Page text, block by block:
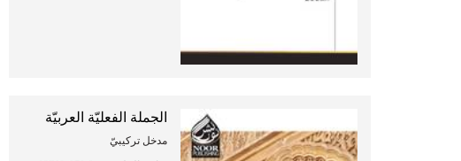
الجملة الفعليّة العربيّة
مدخل تركيبيّ